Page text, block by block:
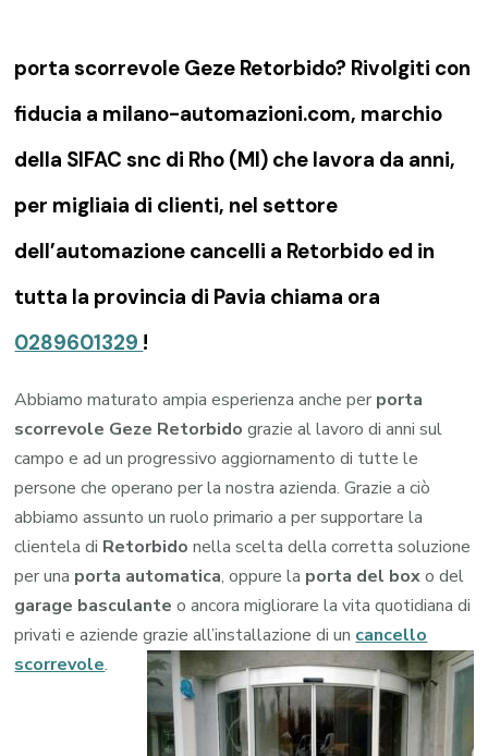
porta scorrevole Geze Retorbido? Rivolgiti con
fiducia a milano-automazioni.com, marchio
della SIFAC snc di Rho (MI) che lavora da anni,
per migliaia di clienti, nel settore
dell’automazione cancelli a Retorbido ed in
tutta la provincia di Pavia chiama ora
0289601329 !
Abbiamo maturato ampia esperienza anche per porta
scorrevole Geze Retorbido grazie al lavoro di anni sul
campo e ad un progressivo aggiornamento di tutte le
persone che operano per la nostra azienda. Grazie a ciò
abbiamo assunto un ruolo primario a per supportare la
clientela di Retorbido nella scelta della corretta soluzione
per una porta automatica, oppure la porta del boxo del
garage basculante o ancora migliorare la vita quotidiana di
privati e aziende grazie all’installazione di un cancello
scorrevole.